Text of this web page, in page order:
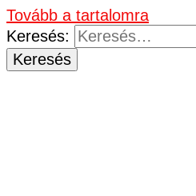
Tovább a tartalomra
Keresés: